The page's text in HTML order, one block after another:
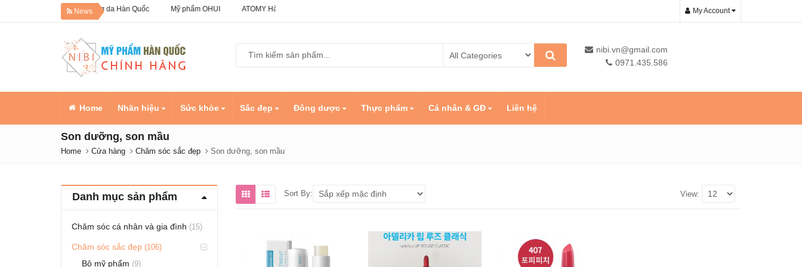
News
Giảm 50% Dưỡng da Hàn Quốc Mỹ phẩm OHUI ATOMY Hàn Quốc My Account
nibi.vn@gmail.com
0971.435.586
Home Nhãn hiệu Sức khỏe Sắc đẹp Đông dược Thực phẩm Cá nhân & GĐ Liên hệ
Son dưỡng, son mầu
Home Cửa hàng Chăm sóc sắc đẹp Son dưỡng, son mầu
Sort By: View:
Danh mục sản phẩm
Chăm sóc cá nhân và gia đình (15)
Chăm sóc sắc đẹp (106)
Bộ mỹ phẩm (9)